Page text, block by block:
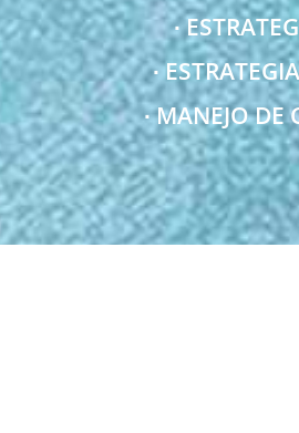
∙
∙
∙ MANEJO DE